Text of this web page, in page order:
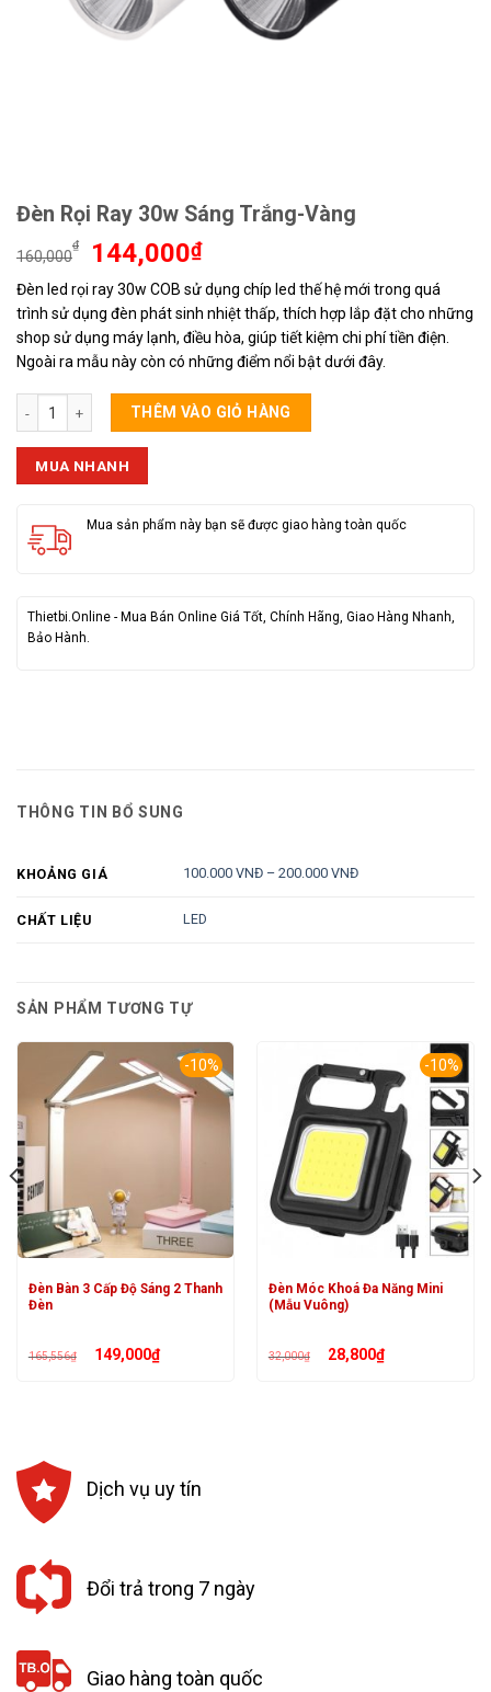
Đèn Rọi Ray 30w Sáng Trắng-Vàng
160,000
₫
Giá
là:
160,000₫.
144,000₫Giá
tại
là:
144,000₫.
Đèn led rọi ray 30w COB sử dụng chíp led thế hệ mới trong quá
trình sử dụng đèn phát sinh nhiệt thấp, thích hợp lắp đặt cho những
shop sử dụng máy lạnh, điều hòa, giúp tiết kiệm chi phí tiền điện.
Ngoài ra mẫu này còn có những điểm nổi bật dưới đây.
Đèn Rọi Ray 30w Sáng Trắng-Vàng số lượng
THÊM VÀO GIỎ HÀNG
MUA NHANH
Mua sản phẩm này bạn sẽ được giao hàng toàn quốc
Thietbi.Online - Mua Bán Online Giá Tốt, Chính Hãng, Giao Hàng Nhanh,
Bảo Hành.
THÔNG TIN BỔ SUNG
KHOẢNG GIÁ 100.000 VNĐ – 200.000 VNĐ
CHẤT LIỆU LED
SẢN PHẨM TƯƠNG TỰ
-10%
Đèn Bàn 3 Cấp Độ Sáng 2 Thanh
Đèn
165,556₫ Giá
gốc149,000₫Giá
hiện
-10%
Đèn Móc Khoá Đa Năng Mini
(Mẫu Vuông)
32,000₫ Giá
gốc
28,800₫Giá
hiện
Dịch vụ uy tín
Đổi trả trong 7 ngày
Giao hàng toàn quốc